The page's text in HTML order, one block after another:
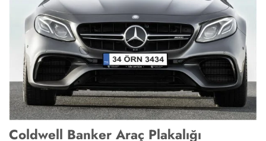
Coldwell Banker Araç Plakalığı